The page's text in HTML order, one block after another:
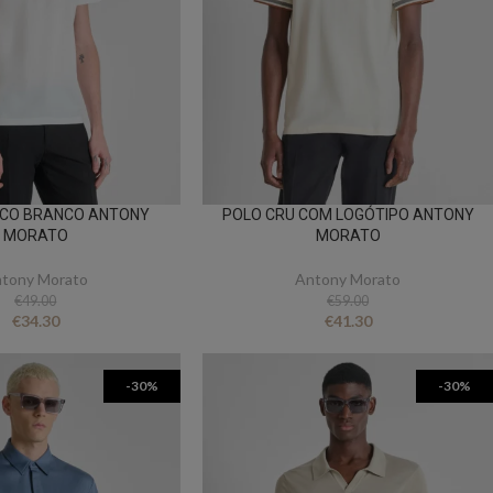
PREMIUM
FRACOMINA
ICEBERG WOMAN IMPERIAL
SIMONA
BRANCO ANTONY
MORATO
Morato
€49.00
€34.30
POLO CRU COM LOGÓTIPO ANTONY
MORATO
Antony Morato
€59.00
€41.30
-30% -30%